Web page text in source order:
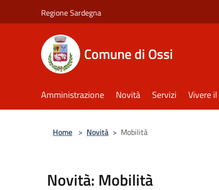
Regione Sardegna
Comune di Ossi
Amministrazione Novità Servizi Vivere
Home > Novità > Mobilità
Novità: Mobilità